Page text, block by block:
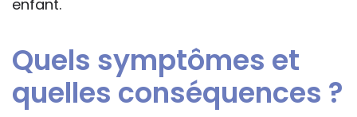
enfant.
Quels symptômes et
quelles conséquences ?